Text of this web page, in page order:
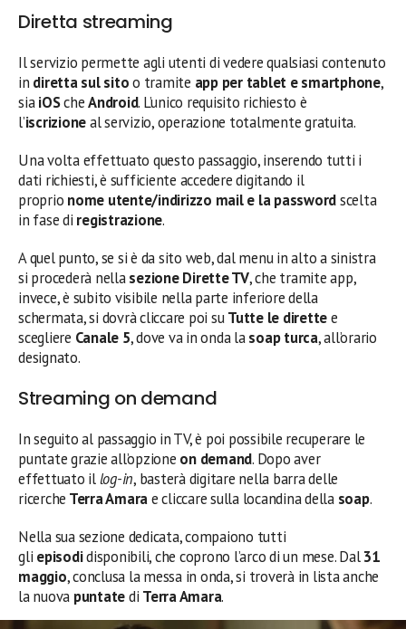
Diretta streaming
Il servizio permette agli utenti di vedere qualsiasi contenuto
in diretta sul sitoo tramite app per tablet e smartphone,
siaiOScheAndroid. L’unico requisito richiesto è
l’iscrizioneal servizio, operazione totalmente gratuita.
Una volta effettuato questo passaggio, inserendo tutti i
dati richiesti, è sufficiente accedere digitando il
proprio nome utente/indirizzo mail e la passwordscelta
in fase di registrazione.
A quel punto, se si è da sito web, dal menu in alto a sinistra
si procederà nellasezione Dirette TV, che tramite app,
invece, è subito visibile nella parte inferiore della
schermata, si dovrà cliccare poi suTutte le direttee
scegliere Canale 5, dove va in onda lasoap turca, all’orario
designato.
Streaming on demand
In seguito al passaggio in TV, è poi possibile recuperare le
puntate grazie all’opzione on demand. Dopo aver
effettuato illog-in, basterà digitare nella barra delle
ricerche Terra Amarae cliccare sulla locandina della soap.
Nella sua sezione dedicata, compaiono tutti
gli episodidisponibili, che coprono l’arco di un mese. Dal31
maggio, conclusa la messa in onda, si troverà in lista anche
la nuova puntatedi Terra Amara.